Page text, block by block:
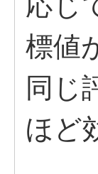
標値
同じ
ほど